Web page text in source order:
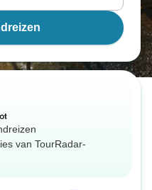
van TourRadar-